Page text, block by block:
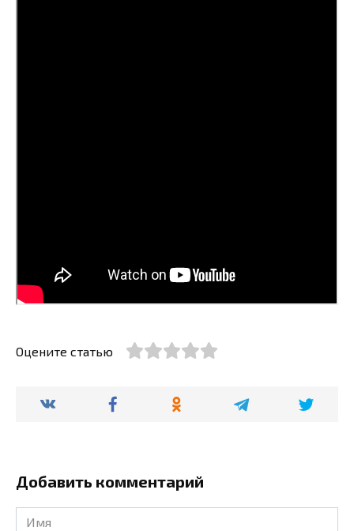
Оцените статью
Добавить комментарий
Имя